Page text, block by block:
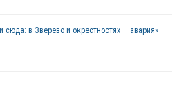
сюда: в Зверево и окрестностях — авария»